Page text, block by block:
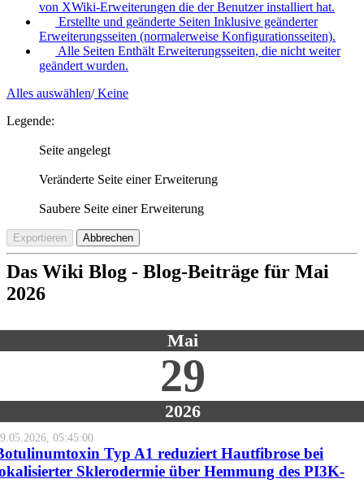
von XWiki-Erweiterungen die der Benutzer installiert hat.
Erstellte und geänderte Seiten Inklusive geänderter
Erweiterungsseiten (normalerweise Konfigurationsseiten).
Alle Seiten Enthält Erweiterungsseiten, die nicht weiter
geändert wurden.
Alles auswählen/Keine
Legende:
Seite angelegt
Veränderte Seite einer Erweiterung
Saubere Seite einer Erweiterung
Exportieren Abbrechen
Das Wiki Blog - Blog-Beiträge für Mai
2026
Mai
29
2026
05:45:00
Typ A1 reduziert Hautfibrose bei
Sklerodermie über Hemmung des PI3K-